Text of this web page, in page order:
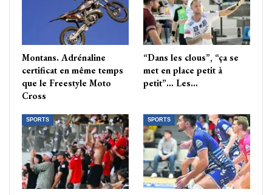
Montans. Adrénaline
certificat en même temps
que le Freestyle Moto
Cross
“Dans les clous”, “ça se
met en place petit à
petit”… Les…
SPORTS SPORTS